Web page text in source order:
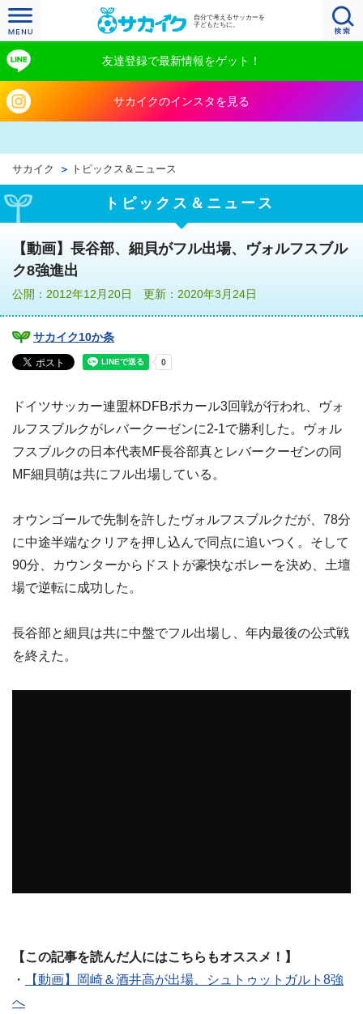
自分で考えるサッカーを
子どもたちに。
友達登録で最新情報をゲット！
サカイクのインスタを見る
サカイク トピックス＆ニュース
トピックス＆ニュース
【動画】長谷部、細貝がフル出場、ヴォルフスブル
ク8強進出
公開：2012年12月20日 更新：2020年3月24日
サカイク10か条
ドイツサッカー連盟杯DFBポカール3回戦が行われ、ヴォ
ルフスブルクがレバークーゼンに2-1で勝利した。ヴォル
フスブルクの日本代表MF長谷部真とレバークーゼンの同
MF細貝萌は共にフル出場している。
オウンゴールで先制を許したヴォルフスブルクだが、78分
に中途半端なクリアを押し込んで同点に追いつく。そして
90分、カウンターからドストが豪快なボレーを決め、土壇
場で逆転に成功した。
長谷部と細貝は共に中盤でフル出場し、年内最後の公式戦
を終えた。
【この記事を読んだ人にはこちらもオススメ！】
・
【動画】岡崎＆酒井高が出場、シュトゥットガルト8強
へ